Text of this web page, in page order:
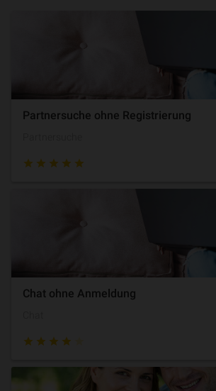
Partnersuche ohne Registrierung
Chat ohne Anmeldung